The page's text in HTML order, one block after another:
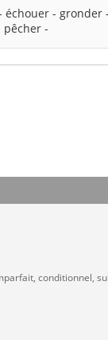
échouer -gronder
pêcher -
conditionnel,